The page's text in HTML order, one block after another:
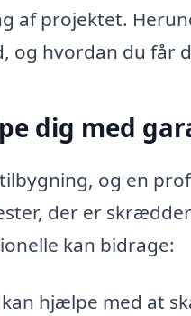
af projektet.
og hvordan du får
dig med
og en
der er
kan bidrage:
hjælpe med at